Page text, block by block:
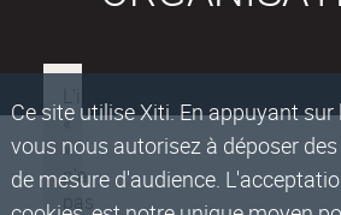
Ce site utilise Xiti. En appuyant
vous nous autorisez à déposer
de mesure d'audience.